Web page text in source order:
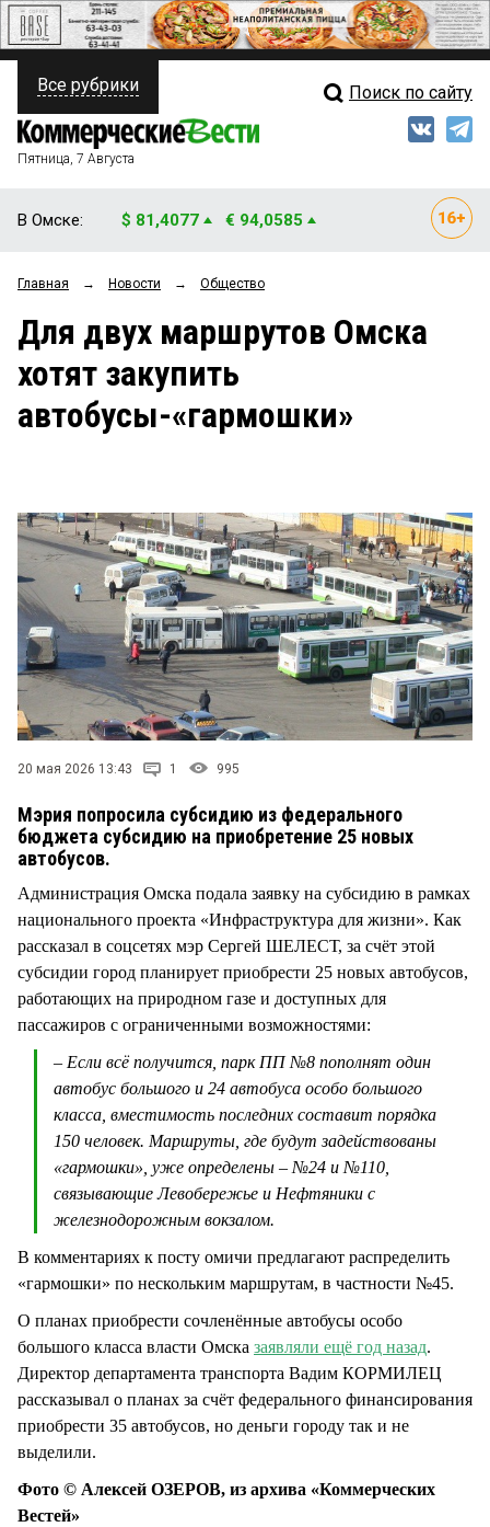
ПОЛИТИКА
ФИНАНСЫ
ОБЩЕСТВО
ЗАКОН
НОВОСТИ КОМПАНИЙ
Свежий выпуск
Рейтинги
Архив
Все рубрики Поиск по сайту
Пятница, 7 Августа
В Омске: $ 81,4077 € 94,0585
Главная → Новости → Общество
Для двух маршрутов Омска
хотят закупить
автобусы-«гармошки»
20 мая 2026 13:43 1 995
Мэрия попросила субсидию из федерального
бюджета субсидию на приобретение 25 новых
автобусов.
Администрация Омска подала заявку на субсидию в рамках
национального проекта «Инфраструктура для жизни». Как
рассказал в соцсетях мэр Сергей ШЕЛЕСТ, за счёт этой
субсидии город планирует приобрести 25 новых автобусов,
работающих на природном газе и доступных для
пассажиров с ограниченными возможностями:
– Если всё получится, парк ПП №8 пополнят один
автобус большого и 24 автобуса особо большого
класса, вместимость последних составит порядка
150 человек. Маршруты, где будут задействованы
«гармошки», уже определены – №24 и №110,
связывающие Левобережье и Нефтяники с
железнодорожным вокзалом.
В комментариях к посту омичи предлагают распределить
«гармошки» по нескольким маршрутам, в частности №45.
О планах приобрести сочленённые автобусы особо
большого класса власти Омска заявляли ещё год назад.
Директор департамента транспорта Вадим КОРМИЛЕЦ
рассказывал о планах за счёт федерального финансирования
приобрести 35 автобусов, но деньги городу так и не
выделили.
Фото © Алексей ОЗЕРОВ, из архива «Коммерческих
Вестей»